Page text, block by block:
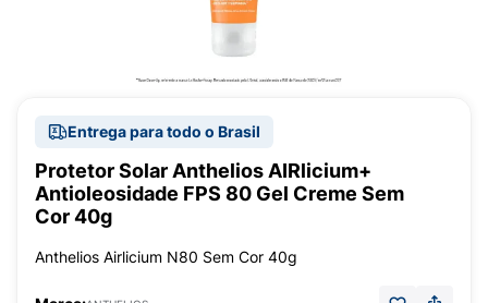
Entrega para todo o Brasil
Protetor Solar Anthelios AIRlicium+
Antioleosidade FPS 80 Gel Creme Sem
Cor 40g
Anthelios Airlicium N80 Sem Cor 40g